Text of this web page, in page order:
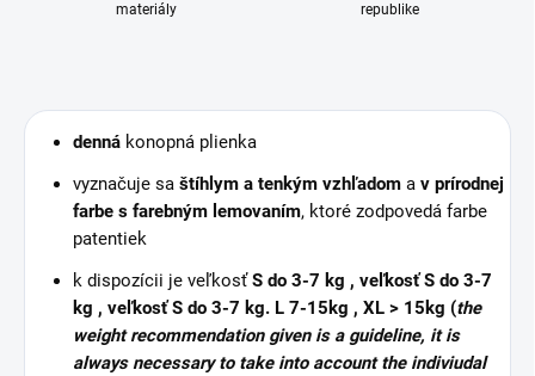
materiály
republike
denná konopná plienka
vyznačuje sa štíhlym a tenkým vzhľadom a v prírodnej
farbe s farebným lemovaním, ktoré zodpovedá farbe
patentiek
k dispozícii je veľkosťS do 3-7 kg , veľkosťS do 3-7
kg , veľkosťS do 3-7 kg. L 7-15kg , XL > 15kg (the
weight recommendation given is a guideline, it is
always necessary to take into account the indiviudal